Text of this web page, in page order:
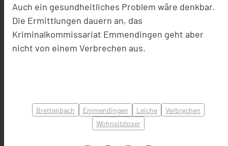
Auch ein gesundheitliches Problem wäre denkbar.
Die Ermittlungen dauern an, das
Kriminalkommissariat Emmendingen geht aber
nicht von einem Verbrechen aus.
Brettenbach Emmendingen Leiche
Verbrechen
Wohnsitzloser